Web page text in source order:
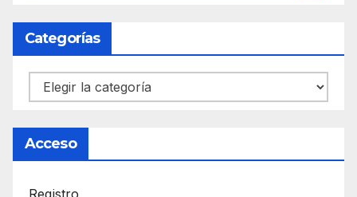
Categorías
Categorías
Acceso